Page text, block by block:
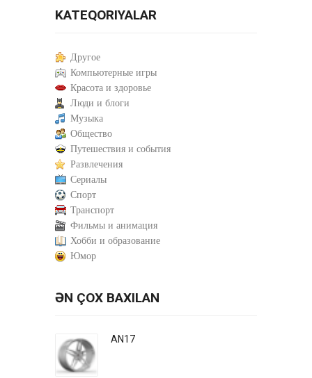
KATEQORIYALAR
Другое
Компьютерные игры
Красота и здоровье
Люди и блоги
Музыка
Общество
Путешествия и события
Развлечения
Сериалы
Спорт
Транспорт
Фильмы и анимация
Хобби и образование
Юмор
ƏN ÇOX BAXILAN
AN17